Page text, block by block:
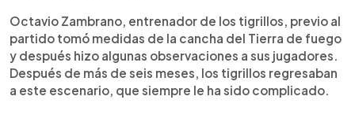
Octavio Zambrano, entrenador de los tigrillos, previo al
partido tomó medidas de la cancha del Tierra de fuego
y después hizo algunas observaciones a sus jugadores.
Después de más de seis meses, los tigrillos regresaban
a este escenario, que siempre le ha sido complicado.